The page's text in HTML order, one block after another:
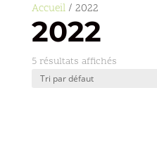
Accueil/ 2022
2022
5 résultats affichés